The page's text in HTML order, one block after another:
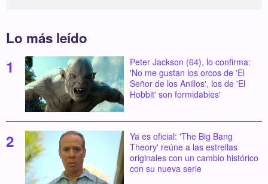
Lo más leído
Peter Jackson (64), lo confirma:
'No me gustan los orcos de 'El
Señor de los Anillos', los de 'El
Hobbit' son formidables'
Ya es oficial: 'The Big Bang
Theory' reúne a las estrellas
originales con un cambio histórico
con su nueva serie